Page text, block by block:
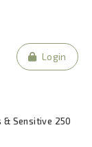
Login
& Sensitive 250